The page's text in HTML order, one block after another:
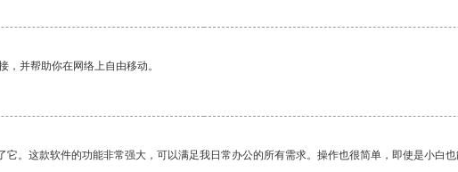
并帮助你在网络上自由移动。
。这款软件的功能非常强大，可以满足我日常办公的所有需求。操作也很简单，即使是小白也